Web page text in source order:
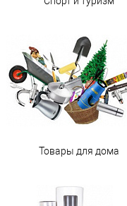
Товары для дома